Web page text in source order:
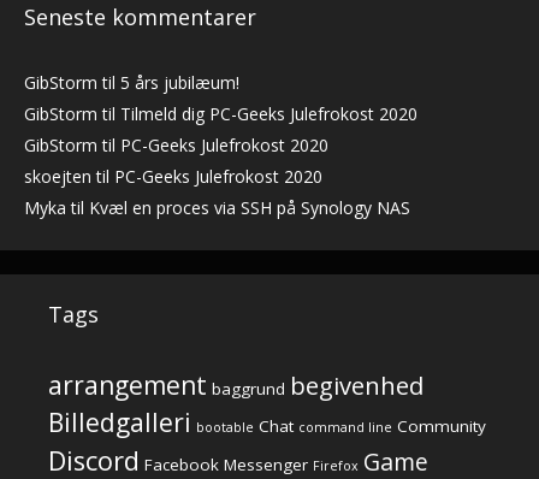
Seneste kommentarer
GibStorm til 5 års jubilæum!
GibStorm til Tilmeld dig PC-Geeks Julefrokost 2020
GibStorm til PC-Geeks Julefrokost 2020
skoejten til PC-Geeks Julefrokost 2020
Myka til Kvæl en proces via SSH på Synology NAS
Tags
arrangement baggrund begivenhed
Billedgalleri bootable Chat command line Community
Discord Facebook Messenger Firefox Game